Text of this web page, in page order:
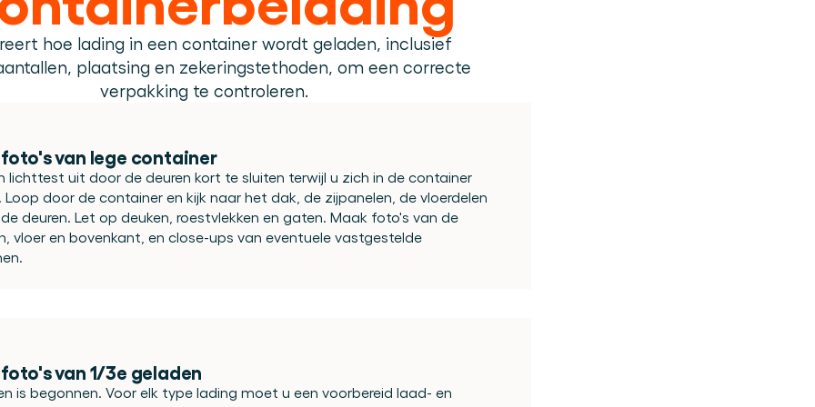
Online én op locatie.
hoe lading in een container wordt geladen, inclusief
plaatsing en zekeringstethoden, om een correcte
verpakking te controleren.
van lege container
lichttest uit door de deuren kort te sluiten terwijl u zich in de container
door de container en kijk naar het dak, de zijpanelen, de vloerdelen
deuren. Let op deuken, roestvlekken en gaten. Maak foto's van de
vloer en bovenkant, en close-ups van eventuele vastgestelde
van 1/3e geladen
is begonnen. Voor elk type lading moet u een voorbereid laad- en